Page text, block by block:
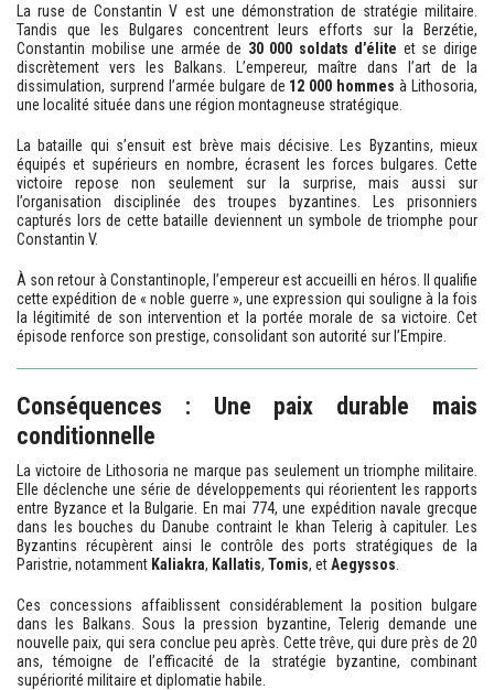
La ruse de Constantin V est une démonstration de stratégie militaire.
Tandis que les Bulgares concentrent leurs efforts sur la Berzétie,
Constantin mobilise une armée de 30 000 soldats d’élite et se dirige
discrètement vers les Balkans. L’empereur, maître dans l’art de la
dissimulation, surprend l’armée bulgare de 12 000 hommes à Lithosoria,
une localité située dans une région montagneuse stratégique.
La bataille qui s’ensuit est brève mais décisive. Les Byzantins, mieux
équipés et supérieurs en nombre, écrasent les forces bulgares. Cette
victoire repose non seulement sur la surprise, mais aussi sur
l’organisation disciplinée des troupes byzantines. Les prisonniers
capturés lors de cette bataille deviennent un symbole de triomphe pour
Constantin V.
À son retour à Constantinople, l’empereur est accueilli en héros. Il qualifie
cette expédition de « noble guerre », une expression qui souligne à la fois
la légitimité de son intervention et la portée morale de sa victoire. Cet
épisode renforce son prestige, consolidant son autorité sur l’Empire.
Conséquences : Une paix durable mais
conditionnelle
La victoire de Lithosoria ne marque pas seulement un triomphe militaire.
Elle déclenche une série de développements qui réorientent les rapports
entre Byzance et la Bulgarie. En mai 774, une expédition navale grecque
dans les bouches du Danube contraint le khan Telerig à capituler. Les
Byzantins récupèrent ainsi le contrôle des ports stratégiques de la
Paristrie, notamment Kaliakra, Kallatis, Tomis, etAegyssos
Ces concessions affaiblissent considérablement la position bulgare
dans les Balkans. Sous la pression byzantine, Telerig demande une
nouvelle paix, qui sera conclue peu après. Cette trêve, qui dure près de 20
ans, témoigne de l’efficacité de la stratégie byzantine, combinant
supériorité militaire et diplomatie habile.